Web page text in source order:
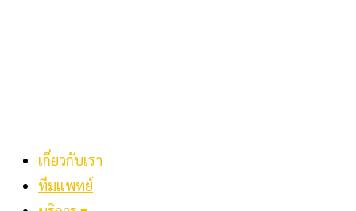
เกี่ยวกับเรา
ทีมแพทย์